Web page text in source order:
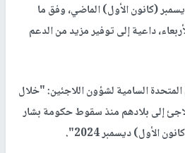
(كانون الأول) الماضي، وفق ما
داعية إلى توفير مزيد من الدعم
السامية لشؤون اللاجئين: "خلال
إلى بلادهم منذ سقوط حكومة بشار
الأول) ديسمبر 2024".